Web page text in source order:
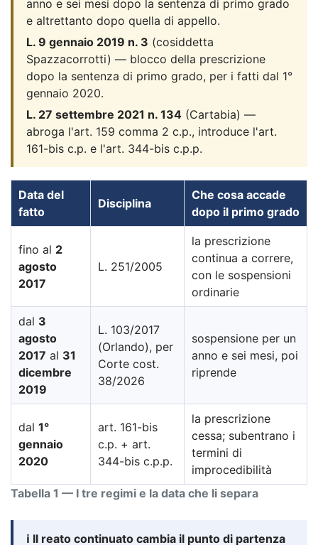
anno e sei mesi dopo la sentenza di primo grado
e altrettanto dopo quella di appello.
L. 9 gennaio 2019 n. 3 (cosiddetta
Spazzacorrotti) — blocco della prescrizione
dopo la sentenza di primo grado, per i fatti dal 1°
gennaio 2020.
L. 27 settembre 2021 n. 134 (Cartabia) —
abroga l'art. 159 comma 2 c.p., introduce l'art.
161-bis c.p. e l'art. 344-bis c.p.p.
Tabella 1 — I tre regimi e la data che li separa
Data del
fatto
Disciplina
Che cosa accade
dopo il primo grado
fino al 2
agosto
2017
L. 251/2005
la prescrizione
continua a correre,
con le sospensioni
ordinarie
dal 3
agosto
2017 al 31
dicembre
2019
L. 103/2017
(Orlando), per
Corte cost.
38/2026
sospensione per un
anno e sei mesi, poi
riprende
dal 1°
gennaio
2020
art. 161-bis
c.p. + art.
344-bis c.p.p.
la prescrizione
cessa; subentrano i
termini di
improcedibilità
ℹ️ Il reato continuato cambia il punto di partenza